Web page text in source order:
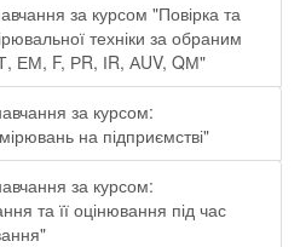
за курсом "Повірка та
техніки за обраним
ЕМ, F, РR, ІR, АUV, QМ"
за курсом:
на підприємстві"
за курсом:
та її оцінювання під час